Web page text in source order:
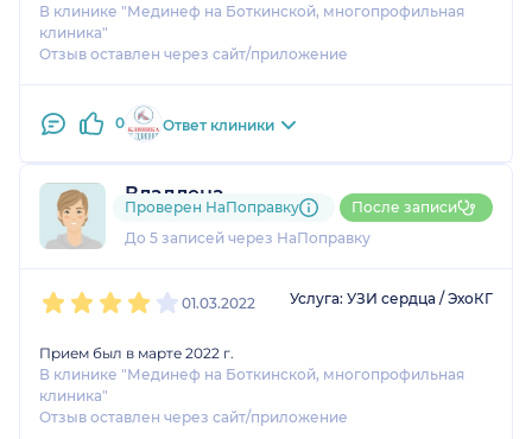
В клинике "Мединеф на Боткинской, многопрофильная
клиника"
Отзыв оставлен через сайт/приложение
0 Ответ клиники
Владлена
2 оценки
До 5 записей через НаПоправку
Проверен НаПоправку После записи
01.03.2022 Услуга: УЗИ сердца / ЭхоКГ
Прием был в марте 2022 г.
В клинике "Мединеф на Боткинской, многопрофильная
клиника"
Отзыв оставлен через сайт/приложение